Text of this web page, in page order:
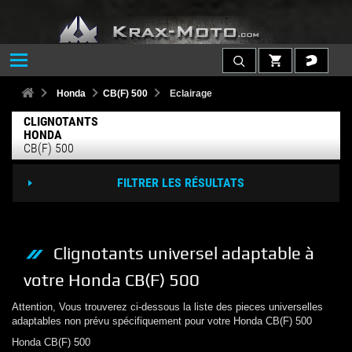
Honda CB(F) 500 Eclairage
CLIGNOTANTS
HONDA
CB(F) 500
FILTRER LES RÉSULTATS
Clignotants universel adaptable à
votre Honda CB(F) 500
Attention, Vous trouverez ci-dessous la liste des pieces universelles
adaptables non prévu spécifiquement pour votre Honda CB(F) 500
Honda CB(F) 500